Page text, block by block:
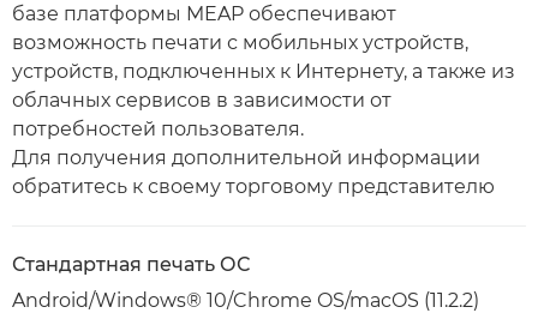
базе платформы MEAP обеспечивают
возможность печати с мобильных устройств,
устройств, подключенных к Интернету, а также из
облачных сервисов в зависимости от
потребностей пользователя.
Для получения дополнительной информации
обратитесь к своему торговому представителю
Стандартная печать ОС
Android/Windows® 10/Chrome OS/macOS (11.2.2)